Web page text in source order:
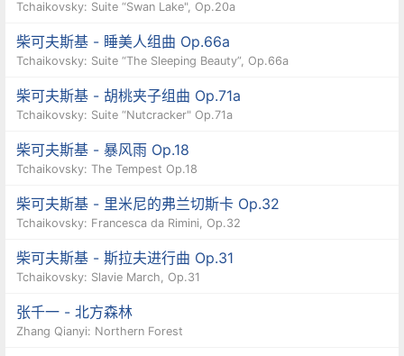
Tchaikovsky: Suite “Swan Lake", Op.20a
柴可夫斯基 - 睡美人组曲 Op.66a
Tchaikovsky: Suite “The Sleeping Beauty”, Op.66a
柴可夫斯基 - 胡桃夹子组曲 Op.71a
Tchaikovsky: Suite “Nutcracker" Op.71a
柴可夫斯基 - 暴风雨 Op.18
Tchaikovsky: The Tempest Op.18
柴可夫斯基 - 里米尼的弗兰切斯卡 Op.32
Tchaikovsky: Francesca da Rimini, Op.32
柴可夫斯基 - 斯拉夫进行曲 Op.31
Tchaikovsky: Slavie March, Op.31
张千一 - 北方森林
Zhang Qianyi: Northern Forest